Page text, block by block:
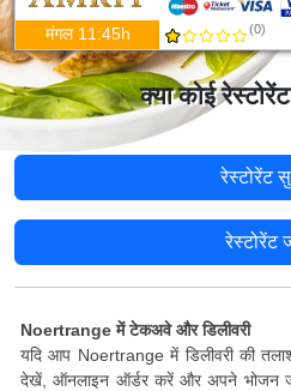
मंगल 11:45h (0)
क्या कोई
रेस्टोरेंट
रेस्टोरेंट
Noertrange में टेकअवे और डिलीवरी
यदि आप Noertrange में डिलीवरी की
देखें, ऑनलाइन ऑर्डर करें और अपने भोजन